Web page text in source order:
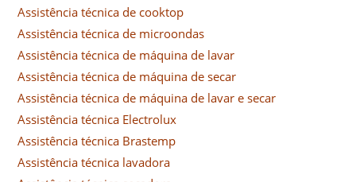
Assistência técnica de cooktop
Assistência técnica de microondas
Assistência técnica de máquina de lavar
Assistência técnica de máquina de secar
Assistência técnica de máquina de lavar e secar
Assistência técnica Electrolux
Assistência técnica Brastemp
Assistência técnica lavadora